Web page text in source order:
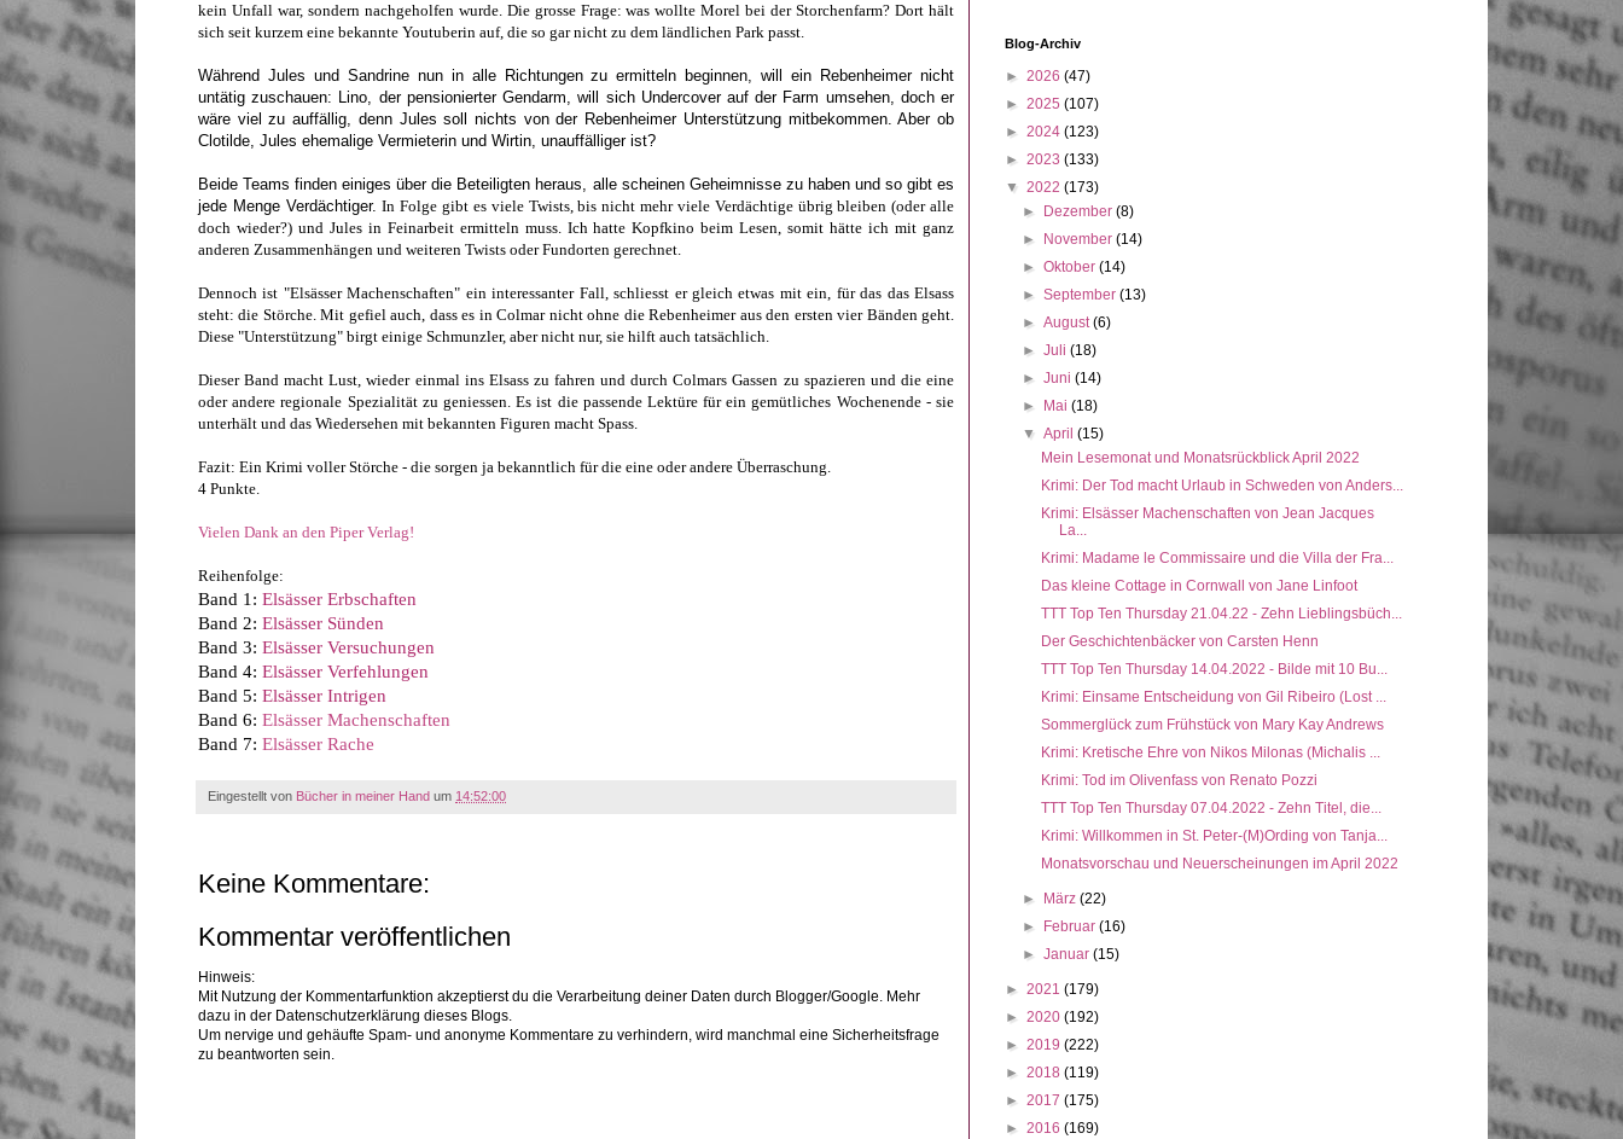
kein Unfall war, sondern nachgeholfen wurde. Die grosse Frage: was wollte Morel bei der Storchenfarm? Dort hält
sich seit kurzem eine bekannte Youtuberin auf, die so gar nicht zu dem ländlichen Park passt.
Während Jules und Sandrine nun in alle Richtungen zu ermitteln beginnen, will ein Rebenheimer nicht
untätig zuschauen: Lino, der pensionierter Gendarm, will sich Undercover auf der Farm umsehen, doch er
wäre viel zu auffällig, denn Jules soll nichts von der Rebenheimer Unterstützung mitbekommen. Aber ob
Clotilde, Jules ehemalige Vermieterin und Wirtin, unauffälliger ist?
Beide Teams finden einiges über die Beteiligten heraus, alle scheinen Geheimnisse zu haben und so gibt es
jede Menge Verdächtiger.In Folge gibt es viele Twists, bis nicht mehr viele Verdächtige übrig bleiben (oder alle
doch wieder?) und Jules in Feinarbeit ermitteln muss. Ich hatte Kopfkino beim Lesen, somit hätte ich mit ganz
anderen Zusammenhängen und weiteren Twists oder Fundorten gerechnet.
Dennoch ist "Elsässer Machenschaften" ein interessanter Fall, schliesst er gleich etwas mit ein, für das das Elsass
steht: die Störche. Mit gefiel auch, dass es in Colmar nicht ohne die Rebenheimer aus den ersten vier Bänden geht.
Diese "Unterstützung" birgt einige Schmunzler, aber nicht nur, sie hilft auch tatsächlich.
Dieser Band macht Lust, wieder einmal ins Elsass zu fahren und durch Colmars Gassen zu spazieren und die eine
oder andere regionale Spezialität zu geniessen. Es ist die passende Lektüre für ein gemütliches Wochenende - sie
unterhält und das Wiedersehen mit bekannten Figuren macht Spass.
Fazit: Ein Krimi voller Störche - die sorgen ja bekanntlich für die eine oder andere Überraschung.
4 Punkte.
Vielen Dank an den Piper Verlag!
Reihenfolge:
Band 1: Elsässer Erbschaften
Band 2: Elsässer Sünden
Band 3: Elsässer Versuchungen
Band 4: Elsässer Verfehlungen
Band 5: Elsässer Intrigen
Band 6: Elsässer Machenschaften
Band 7: Elsässer Rache
Eingestellt von Bücher in meiner Hand um 14:52:00
Keine Kommentare:
Kommentar veröffentlichen
Hinweis:
Mit Nutzung der Kommentarfunktion akzeptierst du die Verarbeitung deiner Daten durch Blogger/Google. Mehr
dazu in der Datenschutzerklärung dieses Blogs.
Um nervige und gehäufte Spam- und anonyme Kommentare zu verhindern, wird manchmal eine Sicherheitsfrage
zu beantworten sein.
Blog-Archiv
► 2026 (47)
► 2025 (107)
► 2024 (123)
► 2023 (133)
▼ 2022 (173)
►
Dezember(8)
►
November(14)
►Oktober(14)
►September(13)
►August(6)
►Juli(18)
►Juni(14)
►
Mai(18)
▼April(15)
Mein Lesemonat und Monatsrückblick April 2022
Krimi: Der Tod macht Urlaub in Schweden von Anders...
Krimi: Elsässer Machenschaften von Jean Jacques
La...
Krimi: Madame le Commissaire und die Villa der Fra...
Das kleine Cottage in Cornwall von Jane Linfoot
TTT Top Ten Thursday 21.04.22 - Zehn Lieblingsbüch...
Der Geschichtenbäcker von Carsten Henn
TTT Top Ten Thursday 14.04.2022 - Bilde mit 10 Bu...
Krimi: Einsame Entscheidung von Gil Ribeiro (Lost ...
Sommerglück zum Frühstück von Mary Kay Andrews
Krimi: Kretische Ehre von Nikos Milonas (Michalis ...
Krimi: Tod im Olivenfass von Renato Pozzi
TTT Top Ten Thursday 07.04.2022 - Zehn Titel, die...
Krimi: Willkommen in St. Peter-(M)Ording von Tanja...
Monatsvorschau und Neuerscheinungen im April 2022
► März(22)
►
Februar(16)
►Januar(15)
► 2021 (179)
► 2020 (192)
► 2019 (222)
► 2018 (119)
► 2017 (175)
► 2016 (169)